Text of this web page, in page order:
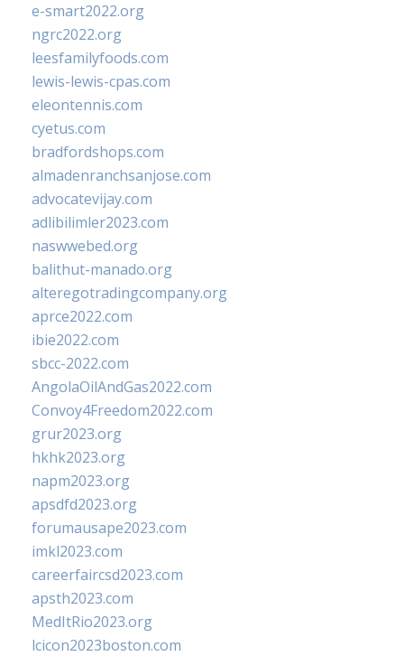
e-smart2022.org
ngrc2022.org
leesfamilyfoods.com
lewis-lewis-cpas.com
eleontennis.com
cyetus.com
bradfordshops.com
almadenranchsanjose.com
advocatevijay.com
adlibilimler2023.com
naswwebed.org
balithut-manado.org
alteregotradingcompany.org
aprce2022.com
ibie2022.com
sbcc-2022.com
AngolaOilAndGas2022.com
Convoy4Freedom2022.com
grur2023.org
hkhk2023.org
napm2023.org
apsdfd2023.org
forumausape2023.com
imkl2023.com
careerfaircsd2023.com
apsth2023.com
MedItRio2023.org
lcicon2023boston.com